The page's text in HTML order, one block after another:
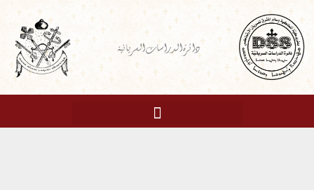
تخطي
إلى
المحتوى
دائرة الدراسات السريانية